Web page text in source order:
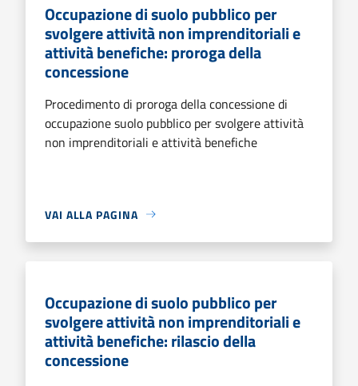
Occupazione di suolo pubblico per
svolgere attività non imprenditoriali e
attività benefiche: proroga della
concessione
Procedimento di proroga della concessione di
occupazione suolo pubblico per svolgere attività
non imprenditoriali e attività benefiche
VAI ALLA PAGINA
Occupazione di suolo pubblico per
svolgere attività non imprenditoriali e
attività benefiche: rilascio della
concessione